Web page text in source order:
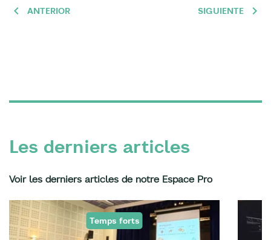
ANTERIOR SIGUIENTE
Les derniers articles
Voir les derniers articles de notre Espace Pro
Temps forts